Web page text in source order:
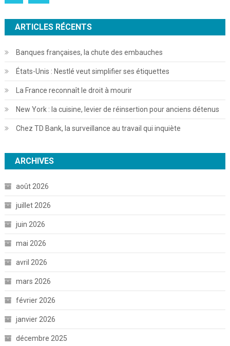
ARTICLES RÉCENTS
Banques françaises, la chute des embauches
États-Unis : Nestlé veut simplifier ses étiquettes
La France reconnaît le droit à mourir
New York : la cuisine, levier de réinsertion pour anciens détenus
Chez TD Bank, la surveillance au travail qui inquiète
ARCHIVES
août 2026
juillet 2026
juin 2026
mai 2026
avril 2026
mars 2026
février 2026
janvier 2026
décembre 2025